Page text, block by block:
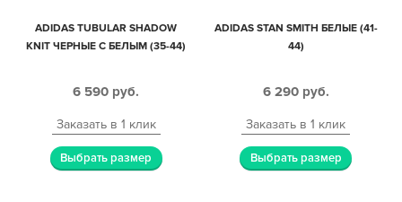
ADIDAS TUBULAR SHADOW
KNIT ЧЕРНЫЕ С БЕЛЫМ (35-44)
6 590 руб.
Заказать в 1 клик
Выбрать размер
ADIDAS STAN SMITH БЕЛЫЕ (41-
44)
6 290 руб.
Заказать в 1 клик
Выбрать размер